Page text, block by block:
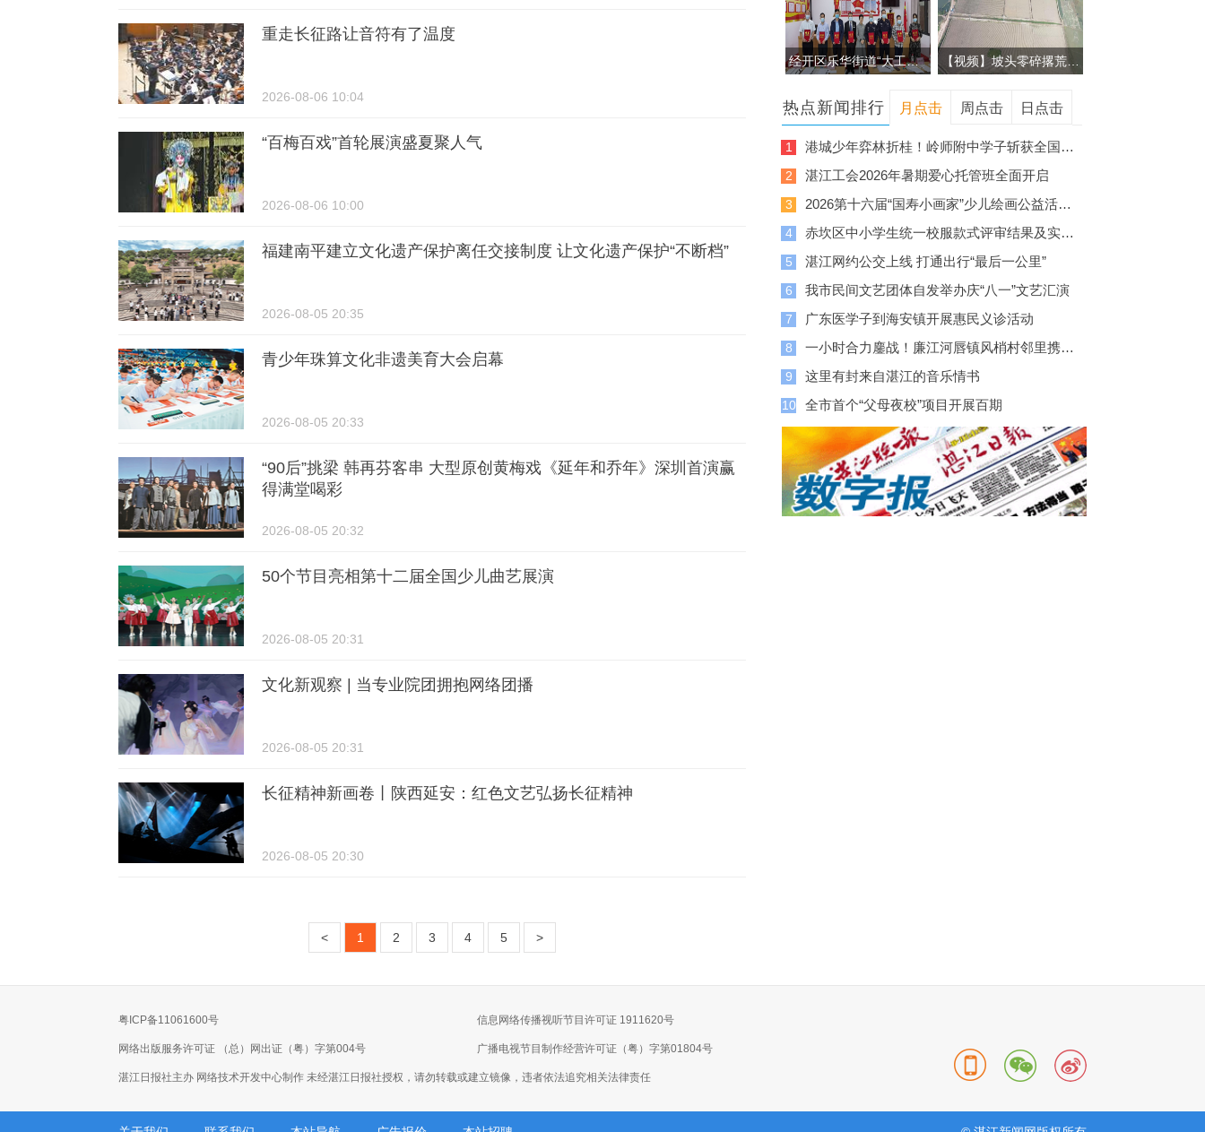
重走长征路让音符有了温度
2026-08-06 10:04
“百梅百戏”首轮展演盛夏聚人气
2026-08-06 10:00
福建南平建立文化遗产保护离任交接制度 让文化遗产保护“不断档”
2026-08-05 20:35
青少年珠算文化非遗美育大会启幕
2026-08-05 20:33
“90后”挑梁 韩再芬客串 大型原创黄梅戏《延年和乔年》深圳首演赢
得满堂喝彩
2026-08-05 20:32
50个节目亮相第十二届全国少儿曲艺展演
2026-08-05 20:31
文化新观察 | 当专业院团拥抱网络团播
2026-08-05 20:31
长征精神新画卷丨陕西延安：红色文艺弘扬长征精神
2026-08-05 20:30
< 1 2 3 4 5 >
经开区乐华街道“大工委”正式成立
热点新闻排行 月点击 周点击 日点击
1 港城少年弈林折桂！岭师附中学子斩获全国围棋校际联赛团体冠军
2 湛江工会2026年暑期爱心托管班全面开启
3 2026第十六届“国寿小画家”少儿绘画公益活动（湛江赛区）正式启动
4 赤坎区中小学生统一校服款式评审结果及实施校服市场化选购的公告
5 湛江网约公交上线 打通出行“最后一公里”
6 我市民间文艺团体自发举办庆“八一”文艺汇演
7 广东医学子到海安镇开展惠民义诊活动
8 一小时合力鏖战！廉江河唇镇风梢村邻里携手化解火情
9 这里有封来自湛江的音乐情书
10 全市首个“父母夜校”项目开展百期
粤ICP备11061600号 信息网络传播视听节目许可证 1911620号
网络出版服务许可证 （总）网出证（粤）字第004号 广播电视节目制作经营许可证（粤）字第01804号
湛江日报社主办 网络技术开发中心制作 未经湛江日报社授权，请勿转载或建立镜像，违者依法追究相关法律责任